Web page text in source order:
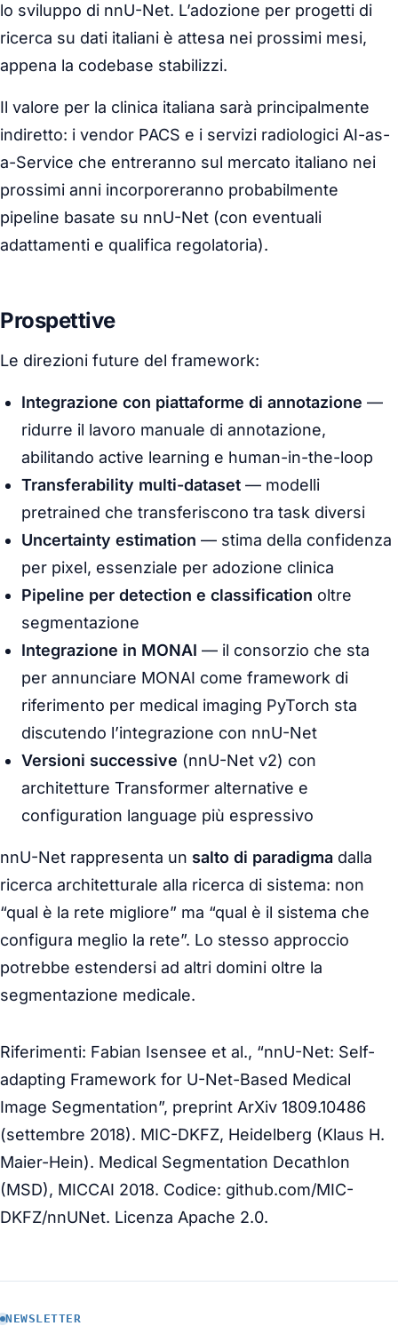
lo sviluppo di nnU-Net. L’adozione per progetti di
ricerca su dati italiani è attesa nei prossimi mesi,
appena la codebase stabilizzi.
Il valore per la clinica italiana sarà principalmente
indiretto: i vendor PACS e i servizi radiologici AI-as-
a-Service che entreranno sul mercato italiano nei
prossimi anni incorporeranno probabilmente
pipeline basate su nnU-Net (con eventuali
adattamenti e qualifica regolatoria).
Prospettive
Le direzioni future del framework:
Integrazione con piattaforme di annotazione —
ridurre il lavoro manuale di annotazione,
abilitando active learning e human-in-the-loop
Transferability multi-dataset — modelli
pretrained che transferiscono tra task diversi
Uncertainty estimation — stima della confidenza
per pixel, essenziale per adozione clinica
Pipeline per detection e classification oltre
segmentazione
Integrazione in MONAI — il consorzio che sta
per annunciare MONAI come framework di
riferimento per medical imaging PyTorch sta
discutendo l’integrazione con nnU-Net
Versioni successive (nnU-Net v2) con
architetture Transformer alternative e
configuration language più espressivo
nnU-Net rappresenta un salto di paradigma dalla
ricerca architetturale alla ricerca di sistema: non
“qual è la rete migliore” ma “qual è il sistema che
configura meglio la rete”. Lo stesso approccio
potrebbe estendersi ad altri domini oltre la
segmentazione medicale.
Riferimenti: Fabian Isensee et al., “nnU-Net: Self-
adapting Framework for U-Net-Based Medical
Image Segmentation”, preprint ArXiv 1809.10486
(settembre 2018). MIC-DKFZ, Heidelberg (Klaus H.
Maier-Hein). Medical Segmentation Decathlon
(MSD), MICCAI 2018. Codice: github.com/MIC-
DKFZ/nnUNet. Licenza Apache 2.0.
NEWSLETTER